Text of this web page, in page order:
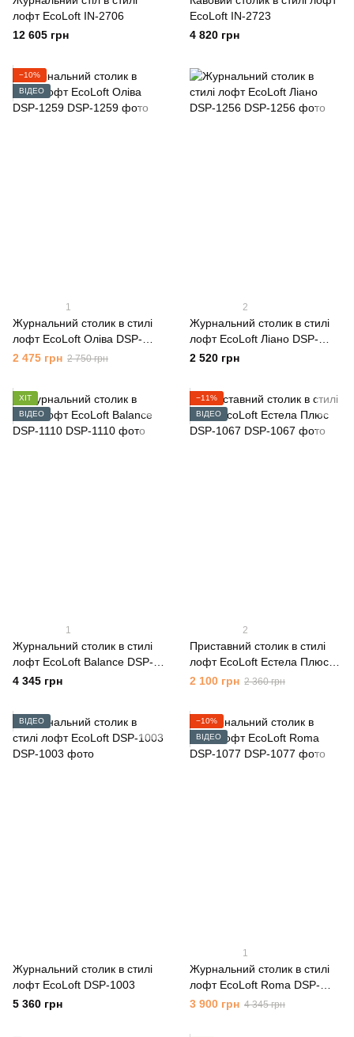
лофт EcoLoft IN-2706
12 605 грн
EcoLoft IN-2723
4 820 грн
−10%
ВІДЕО
1
Журнальний столик в стилі
лофт EcoLoft Оліва DSP-
1259
2 475 грн 2 750 грн
2
Журнальний столик в стилі
лофт EcoLoft Ліано DSP-
1256
2 520 грн
ХІТ
ВІДЕО
1
Журнальний столик в стилі
лофт EcoLoft Balance DSP-
1110
4 345 грн
−11%
ВІДЕО
2
Приставний столик в стилі
лофт EcoLoft Естела Плюс
DSP-1067
2 100 грн 2 360 грн
ВІДЕО
Журнальний столик в стилі
лофт EcoLoft DSP-1003
5 360 грн
−10%
ВІДЕО
1
Журнальний столик в стилі
лофт EcoLoft Roma DSP-
1077
3 900 грн 4 345 грн